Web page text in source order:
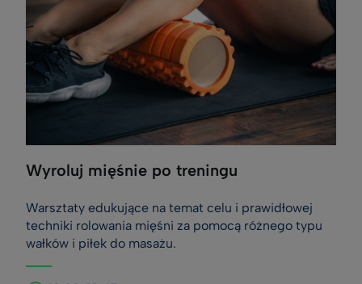
Wyroluj mięśnie po treningu
Warsztaty edukujące na temat celu i prawidłowej
techniki rolowania mięśni za pomocą różnego typu
wałków i piłek do masażu.